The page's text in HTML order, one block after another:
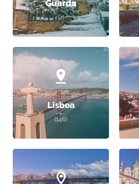
Guarda
(2)
Lisboa
(146)